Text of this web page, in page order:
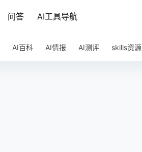
问答 AI工具导航
AI百科 AI情报 AI测评 skills资源